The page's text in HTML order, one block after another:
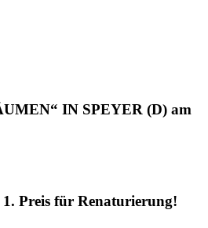
IN SPEYER (D) am
Preis für Renaturierung!